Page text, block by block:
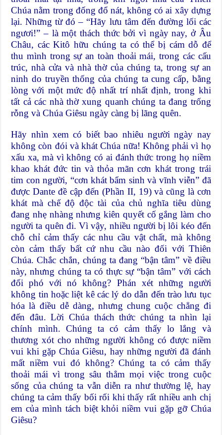
Chúa nằm trong đống đổ nát, không có ai xây dựng
lại. Những từ đó – “Hãy lưu tâm đến đường lối các
ngươi!” – là một thách thức bởi vì ngày nay, ở Âu
Châu, các Kitô hữu chúng ta có thể bị cám dỗ để
thu mình trong sự an toàn thoải mái, trong các cấu
trúc, nhà cửa và nhà thờ của chúng ta, trong sự an
ninh do truyền thống của chúng ta cung cấp, bằng
lòng với một mức độ nhất trí nhất định, trong khi
tất cả các nhà thờ xung quanh chúng ta đang trống
rỗng và Chúa Giêsu ngày càng bị lãng quên.
Hãy nhìn xem có biết bao nhiêu người ngày nay
không còn đói và khát Chúa nữa! Không phải vì họ
xấu xa, mà vì không có ai đánh thức trong họ niềm
khao khát đức tin và thỏa mãn cơn khát trong trái
tim con người, “cơn khát bẩm sinh và vĩnh viễn” đã
được Dante đề cập đến (Phần II, 19) và cũng là cơn
khát mà chế độ độc tài của chủ nghĩa tiêu dùng
đang nhẹ nhàng nhưng kiên quyết cố gắng làm cho
người ta quên đi. Vì vậy, nhiều người bị lôi kéo đến
chỗ chỉ cảm thấy các nhu cầu vật chất, mà không
còn cảm thấy bất cứ nhu cầu nào đối với Thiên
Chúa. Chắc chắn, chúng ta đang “bận tâm” về điều
này, nhưng chúng ta có thực sự “bận tâm” với cách
đối phó với nó không? Phán xét những người
không tin hoặc liệt kê các lý do dẫn đến trào lưu tục
hóa là điều dễ dàng, nhưng chung cuộc chẳng đi
đến đâu. Lời Chúa thách thức chúng ta nhìn lại
chính mình. Chúng ta có cảm thấy lo lắng và
thương xót cho những người không có được niềm
vui khi gặp Chúa Giêsu, hay những người đã đánh
mất niềm vui đó không? Chúng ta có cảm thấy
thoải mái vì trong sâu thẳm mọi việc trong cuộc
sống của chúng ta vẫn diễn ra như thường lệ, hay
chúng ta cảm thấy bối rối khi thấy rất nhiều anh chị
em của mình tách biệt khỏi niềm vui gặp gỡ Chúa
Giêsu?